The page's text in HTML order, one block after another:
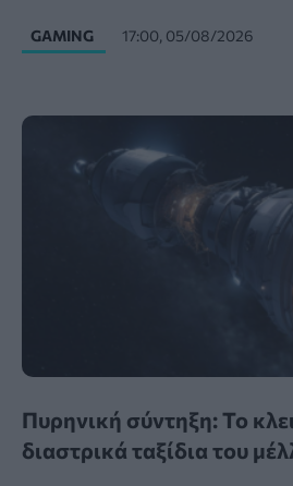
GAMING 17:00, 05/08/2026
Πυρηνική σύντηξη: Το
διαστρικά ταξίδια του